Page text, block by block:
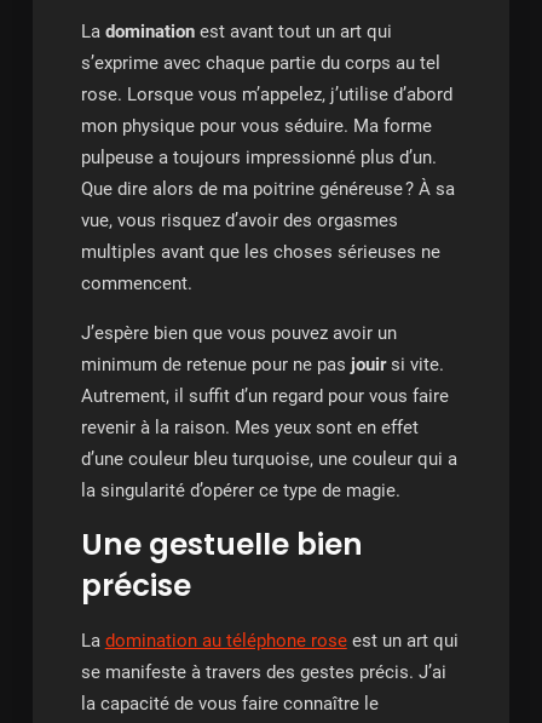
La domination est avant tout un art qui
s’exprime avec chaque partie du corps au tel
rose. Lorsque vous m’appelez, j’utilise d’abord
mon physique pour vous séduire. Ma forme
pulpeuse a toujours impressionné plus d’un.
Que dire alors de ma poitrine généreuse ? À sa
vue, vous risquez d’avoir des orgasmes
multiples avant que les choses sérieuses ne
commencent.
J’espère bien que vous pouvez avoir un
minimum de retenue pour ne pas jouirsi vite.
Autrement, il suffit d’un regard pour vous faire
revenir à la raison. Mes yeux sont en effet
d’une couleur bleu turquoise, une couleur qui a
la singularité d’opérer ce type de magie.
Une gestuelle bien
précise
La domination au téléphone roseest un art qui
se manifeste à travers des gestes précis. J’ai
la capacité de vous faire connaître le